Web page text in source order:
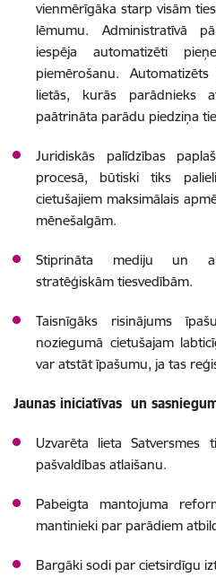
vienmērīgāka starp visām
lēmumu. Administratīvā
iespēja automatizēti
piemērošanu.
lietās, kurās parādnieks
paātrināta parādu piedziņa
Juridiskās palīdzības
procesā, būtiski tiks
cietušajiem maksimālais
mēnešalgām.
Stiprināta mediju un
stratēģiskām tiesvedībām.
Taisnīgāks risinājums
noziegumā cietušajam
var atstāt īpašumu, ja tas
Jaunas iniciatīvas un
Uzvarēta lieta Satversmes
pašvaldības atlaišanu.
Pabeigta mantojuma
mantinieki par parādiem
Bargāki sodi par cietsirdīgu